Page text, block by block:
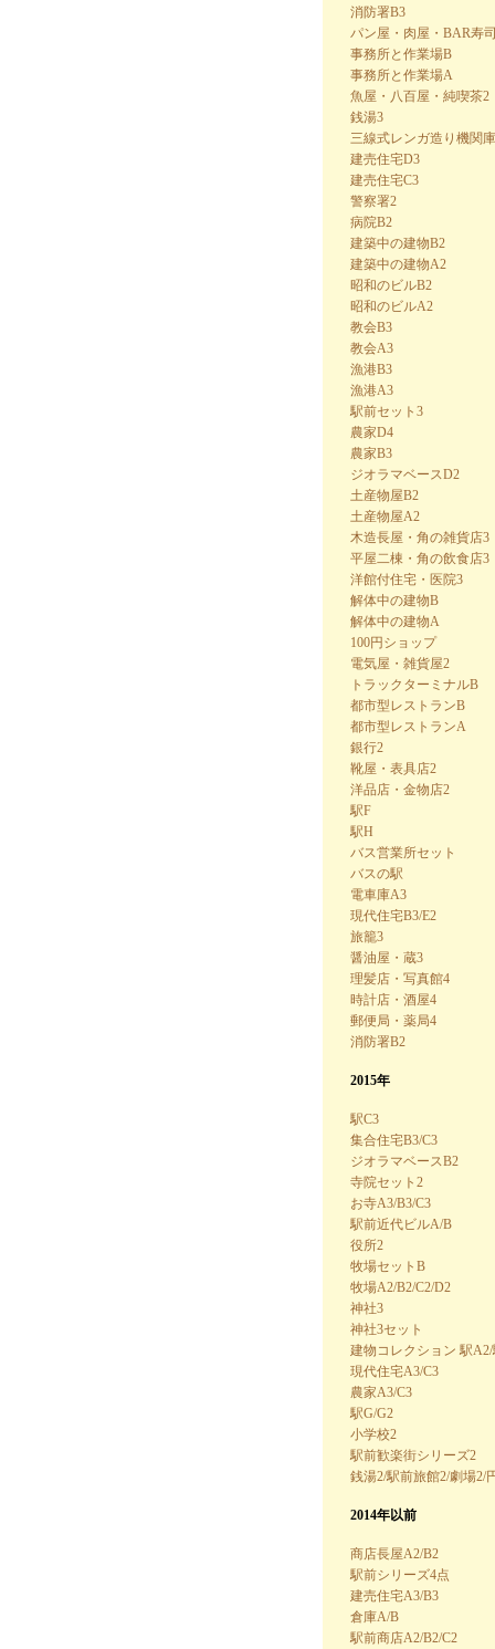
消防署B3
パン屋・肉屋・BAR寿
事務所と作業場B
事務所と作業場A
魚屋・八百屋・純喫茶2
銭湯3
三線式レンガ造り機関
建売住宅D3
建売住宅C3
警察署2
病院B2
建築中の建物B2
建築中の建物A2
昭和のビルB2
昭和のビルA2
教会B3
教会A3
漁港B3
漁港A3
駅前セット3
農家D4
農家B3
ジオラマベースD2
土産物屋B2
土産物屋A2
木造長屋・角の雑貨店3
平屋二棟・角の飲食店3
洋館付住宅・医院3
解体中の建物B
解体中の建物A
100円ショップ
電気屋・雑貨屋2
トラックターミナルB
都市型レストランB
都市型レストランA
銀行2
靴屋・表具店2
洋品店・金物店2
駅F
駅H
バス営業所セット
バスの駅
電車庫A3
現代住宅B3/E2
旅籠3
醤油屋・蔵3
理髪店・写真館4
時計店・酒屋4
郵便局・薬局4
消防署B2
2015年
駅C3
集合住宅B3/C3
ジオラマベースB2
寺院セット2
お寺A3/B3/C3
駅前近代ビルA/B
役所2
牧場セットB
牧場A2/B2/C2/D2
神社3
神社3セット
建物コレクション 駅
現代住宅A3/C3
農家A3/C3
駅G/G2
小学校2
駅前歓楽街シリーズ2
銭湯2/駅前旅館2/劇場2/
2014年以前
商店長屋A2/B2
駅前シリーズ4点
建売住宅A3/B3
倉庫A/B
駅前商店A2/B2/C2